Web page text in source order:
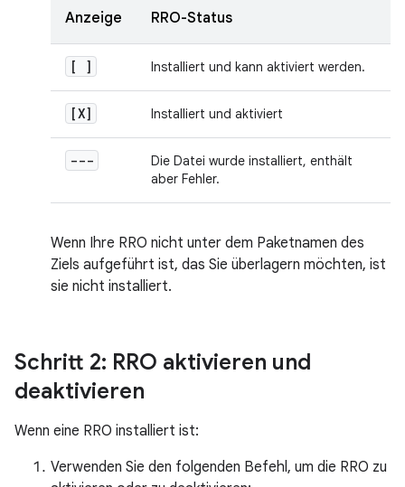
Anzeige RRO-Status
[ ] Installiert und kann aktiviert werden.
[X] Installiert und aktiviert
---
Die Datei wurde installiert, enthält
aber Fehler.
Wenn Ihre RRO nicht unter dem Paketnamen des
Ziels aufgeführt ist, das Sie überlagern möchten, ist
sie nicht installiert.
Schritt 2: RRO aktivieren und
deaktivieren
Wenn eine RRO installiert ist:
Verwenden Sie den folgenden Befehl, um die RRO zu